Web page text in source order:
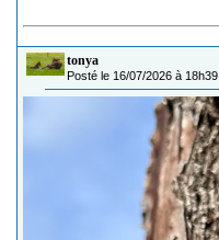
tonya
Posté le 16/07/2026 à 18h39